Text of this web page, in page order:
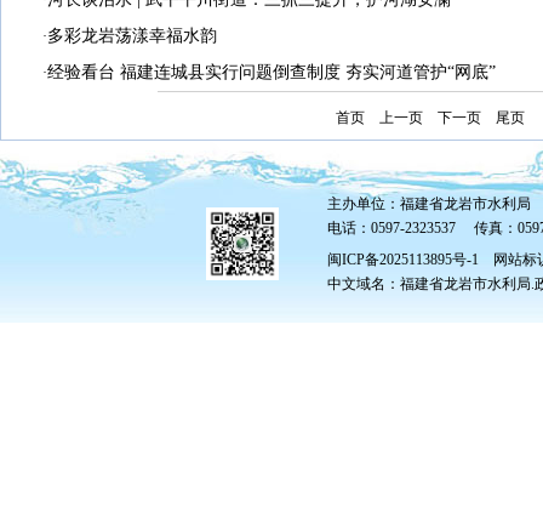
·多彩龙岩荡漾幸福水韵
·经验看台 福建连城县实行问题倒查制度 夯实河道管护“网底”
首页 上一页 下一页 尾页